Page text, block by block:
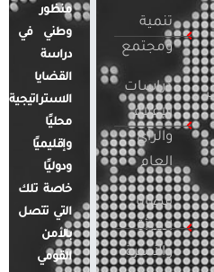
تنمية
ومجتمع
دراسات
الإعلام
والرأي
العام
قضايا
المرأة
والأسرة
منظور
وطني في
دراسة
القضايا
الاستراتيجية
محليًا
وإقليميًا
ودوليًا
خاصة تلك
التي تتصل
بالأمن
القومي